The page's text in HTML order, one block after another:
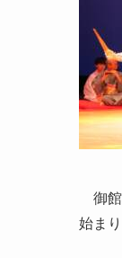
御
始ま